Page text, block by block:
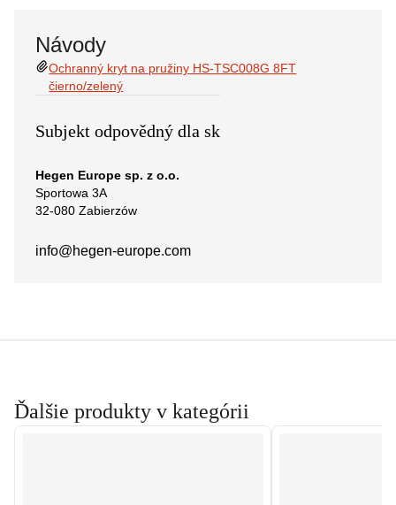
Návody
Ochranný kryt na pružiny HS-TSC008G 8FT
čierno/zelený
Subjekt odpovědný dla sk
Hegen Europe sp. z o.o.
Sportowa 3A
32-080 Zabierzów
info@hegen-europe.com
Ďalšie produkty v kategórii